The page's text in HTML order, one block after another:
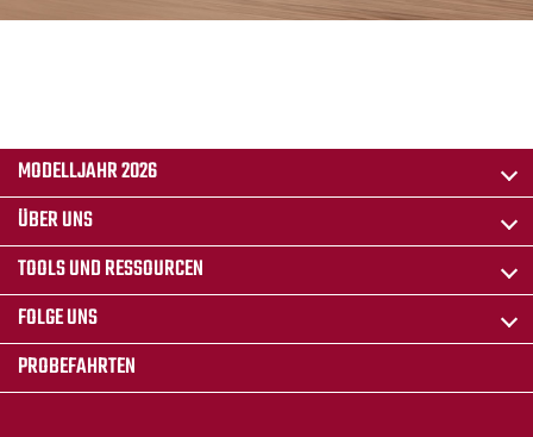
MODELLJAHR 2026
ÜBER UNS
TOOLS UND RESSOURCEN
FOLGE UNS
PROBEFAHRTEN